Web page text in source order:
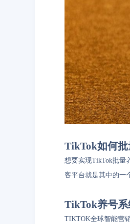
TikTok如何批
想要实现TikTok批量
客平台就是其中的一
TikTok养号
TIKTOK全球智能营